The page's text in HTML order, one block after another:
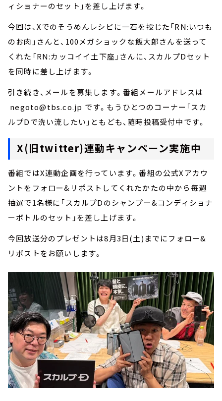
ィショナーのセット」を差し上げます。
今回は、Xでのそうめんレシピに一石を投じた「RN:いつも
のお肉」さんと、100メガショックな飯大郎さんを送って
くれた「RN:カッコイイ土下座」さんに、スカルプDセット
を同時に差し上げます。
引き続き、メールを募集します。番組メールアドレスは
negoto@tbs.co.jp です。もうひとつのコーナー「スカ
ルプDで洗い流したい」ともども、随時投稿受付中です。
X(旧twitter)連動キャンペーン実施中
番組ではX連動企画を行っています。番組の公式Xアカウ
ントをフォロー&リポストしてくれたかたの中から毎週
抽選で1名様に「スカルプDのシャンプー&コンディショナ
ーボトルのセット」を差し上げます。
今回放送分のプレゼントは8月3日(土)までにフォロー&
リポストをお願いします。